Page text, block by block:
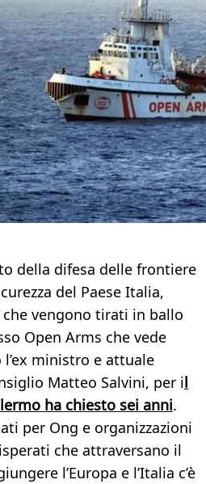
della difesa delle frontiere
del Paese Italia,
vengono tirati in ballo
Open Arms che vede
ministro e attuale
Matteo Salvini, per il
ha chiesto sei anni.
per Ong e organizzazioni
che attraversano il
l’Europa e l’Italia c’è